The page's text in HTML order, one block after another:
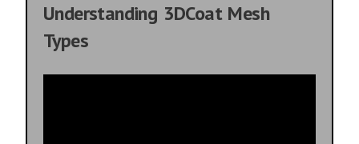
Understanding 3DCoat Mesh
Types